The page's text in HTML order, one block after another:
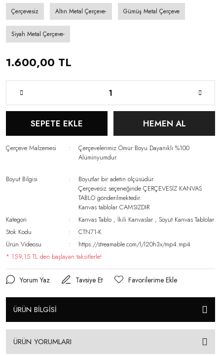
Çerçevesiz Altın Metal Çerçeve- Gümüş Metal Çerçeve
Siyah Metal Çerçeve-
1.600,00 TL
SEPETE EKLE HEMEN AL
Çerçeve Malzemesi
Çerçevelerimiz Ömür Boyu Dayanıklı %100
Alüminyumdur
Boyut Bilgisi
Boyutlar bir adetin ölçüsüdür.
Çerçevesiz seçeneğinde ÇERÇEVESİZ KANVAS
TABLO gönderilmektedir.
Kanvas tablolar CAMSIZDIR
Kategori
Kanvas Tablo , İkili Kanvaslar ,Soyut Kanvas Tablolar
Stok Kodu
CTN71-K
Ürün Videosu
https://streamable.com/l/l20h3x/mp4.mp4
* 159,15 TL den başlayan taksitlerle!
Yorum Yaz Tavsiye Et
ÜRÜN BİLGİSİ
ÜRÜN YORUMLARI